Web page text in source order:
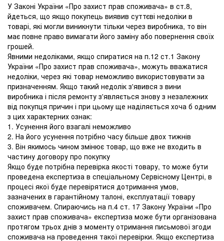
У Законі України «Про захист прав споживача» в ст.8,
йдеться, що якщо покупець виявив суттєві недоліки в
товарі, які могли виникнути тільки через виробника, то він
має повне право вимагати його заміну або повернення своїх
грошей.
Явними недоліками, якщо спиратися на п.12 ст.1 Закону
України «Про захист прав споживача», можуть вважатися
недоліки, через які товар неможливо використовувати за
призначенням. Якщо такий недолік з'явився з вини
виробника і після ремонту з'являється знову з незалежних
від покупця причин і при цьому ще наділяється хоча б одним
з цих характерних ознак:
1. Усунення його взагалі неможливо
2. На його усунення потрібно часу більше двох тижнів
3. Він якимось чином змінює товар, що вже не входить в
частину договору про покупку
Якщо буде потрібна перевірка якості товару, то може бути
проведена експертиза в спеціальному Сервісному Центрі, в
процесі якої буде перевірятися дотримання умов,
зазначених в гарантійному талоні, експлуатації товару
споживачем. Спираючись на п.4 ст. 17 Закону України «Про
захист прав споживача» експертиза може бути організована
протягом трьох днів з моменту отримання письмової згоди
споживача на проведення такої перевірки. Якщо експертиза